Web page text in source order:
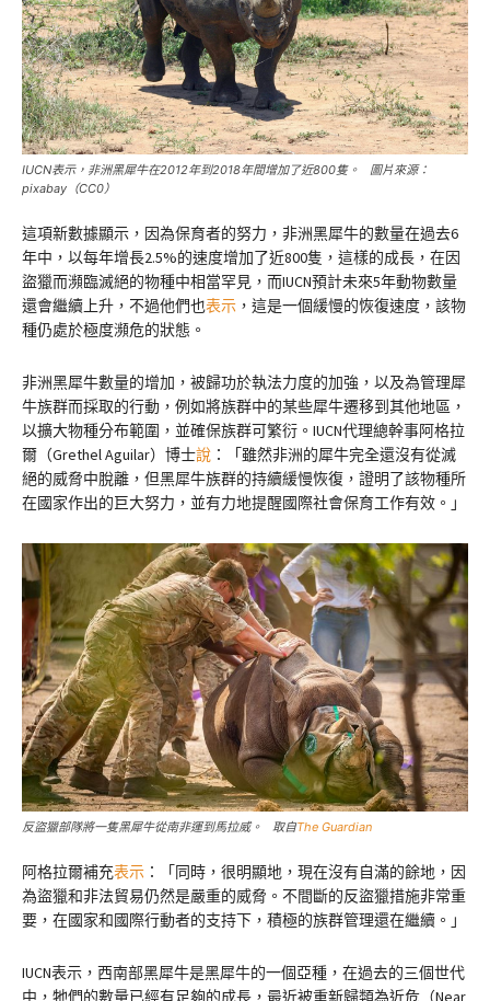
IUCN表示，非洲黑犀牛在2012年到2018年間增加了近800隻。 圖片來源：
pixabay（CC0）
這項新數據顯示，因為保育者的努力，非洲黑犀牛的數量在過去6
年中，以每年增長2.5%的速度增加了近800隻，這樣的成長，在因
盜獵而瀕臨滅絕的物種中相當罕見，而IUCN預計未來5年動物數量
還會繼續上升，不過他們也表示 ，這是一個緩慢的恢復速度，該物
種仍處於極度瀕危的狀態。
非洲黑犀牛數量的增加，被歸功於執法力度的加強，以及為管理犀
牛族群而採取的行動，例如將族群中的某些犀牛遷移到其他地區，
以擴大物種分布範圍，並確保族群可繁衍。IUCN代理總幹事阿格拉
爾（Grethel Aguilar）博士說 ：「雖然非洲的犀牛完全還沒有從滅
絕的威脅中脫離，但黑犀牛族群的持續緩慢恢復，證明了該物種所
在國家作出的巨大努力，並有力地提醒國際社會保育工作有效。」
反盜獵部隊將一隻黑犀牛從南非運到馬拉威。 取自The Guardian
阿格拉爾補充表示 ：「同時，很明顯地，現在沒有自滿的餘地，因
為盜獵和非法貿易仍然是嚴重的威脅。不間斷的反盜獵措施非常重
要，在國家和國際行動者的支持下，積極的族群管理還在繼續。」
IUCN表示，西南部黑犀牛是黑犀牛的一個亞種，在過去的三個世代
中，牠們的數量已經有足夠的成長，最近被重新歸類為近危（Near